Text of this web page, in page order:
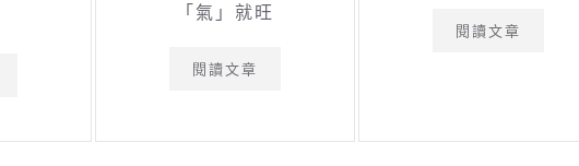
「氣」就旺
閱讀文章
閱讀文章